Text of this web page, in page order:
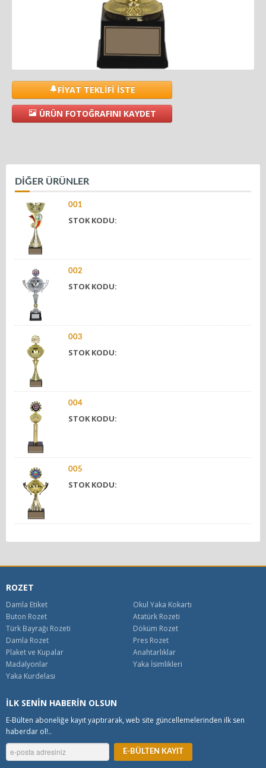
FİYAT TEKLİFİ İSTE
ÜRÜN FOTOĞRAFINI KAYDET
DİĞER ÜRÜNLER
001
STOK KODU:
002
STOK KODU:
003
STOK KODU:
004
STOK KODU:
005
STOK KODU:
ROZET
Damla Etiket
Okul Yaka Kokartı
Buton Rozet
Atatürk Rozeti
Türk Bayrağı Rozeti
Döküm Rozet
Damla Rozet
Pres Rozet
Plaket ve Kupalar
Anahtarlıklar
Madalyonlar
Yaka İsimlikleri
Yaka Kurdelası
İLK SENİN HABERİN OLSUN
E-Bülten aboneliğe kayıt yaptırarak, web site güncellemelerinden ilk sen
haberdar ol!..